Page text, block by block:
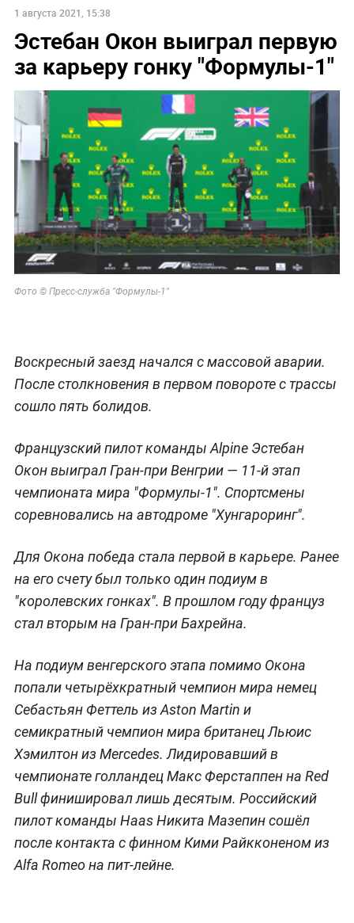
1 августа 2021, 15:38
Эстебан Окон выиграл первую
за карьеру гонку "Формулы-1"
Фото © Пресс-служба "Формулы-1"
Воскресный заезд начался с массовой аварии.
После столкновения в первом повороте с трассы
сошло пять болидов.
Французский пилот команды Alpine Эстебан
Окон выиграл Гран-при Венгрии — 11-й этап
чемпионата мира "Формулы-1". Спортсмены
соревновались на автодроме "Хунгароринг".
Для Окона победа стала первой в карьере. Ранее
на его счету был только один подиум в
"королевских гонках". В прошлом году француз
стал вторым на Гран-при Бахрейна.
На подиум венгерского этапа помимо Окона
попали четырёхкратный чемпион мира немец
Себастьян Феттель из Aston Martin и
семикратный чемпион мира британец Льюис
Хэмилтон из Mercedes. Лидировавший в
чемпионате голландец Макс Ферстаппен на Red
Bull финишировал лишь десятым. Российский
пилот команды Haas Никита Мазепин сошёл
после контакта с финном Кими Райкконеном из
Alfa Romeo на пит-лейне.